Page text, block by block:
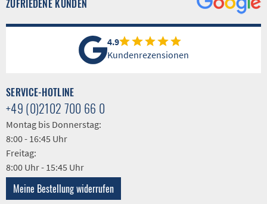
ZUFRIEDENE KUNDEN
4.9
Kundenrezensionen
SERVICE-HOTLINE
+49 (0)2102 700 66 0
Montag bis Donnerstag:
8:00 - 16:45 Uhr
Freitag:
8:00 Uhr - 15:45 Uhr
Meine Bestellung widerrufen